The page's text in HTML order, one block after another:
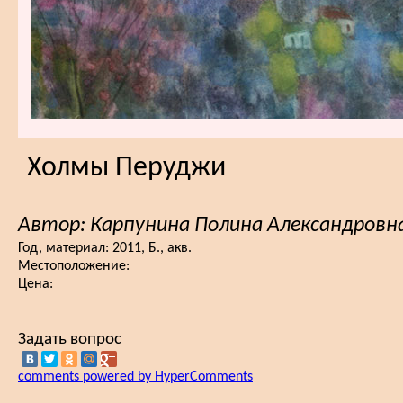
Холмы Перуджи
Автор: Карпунина Полина
Год, материал: 2011, Б., акв.
Местоположение:
Цена:
Задать вопрос
comments powered by HyperComments